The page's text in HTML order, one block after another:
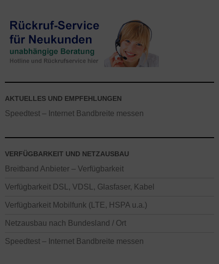
AKTUELLES UND EMPFEHLUNGEN
Speedtest – Internet Bandbreite messen
VERFÜGBARKEIT UND NETZAUSBAU
Breitband Anbieter – Verfügbarkeit
Verfügbarkeit DSL, VDSL, Glasfaser, Kabel
Verfügbarkeit Mobilfunk (LTE, HSPA u.a.)
Netzausbau nach Bundesland / Ort
Speedtest – Internet Bandbreite messen